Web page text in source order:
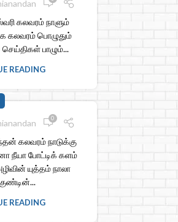
கலவரம் நாளும்
கலவரம் பொழுதும்
செய்திகள் பாழும்...
READING
0
கலவரம் நாடுக்கு
நீயா போட்டிக் களம்
யுத்தம் நாலா
குண்டின்...
READING